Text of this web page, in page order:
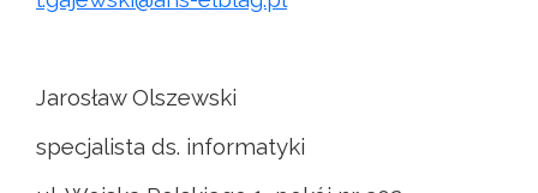
Jarosław Olszewski
specjalista ds. informatyki